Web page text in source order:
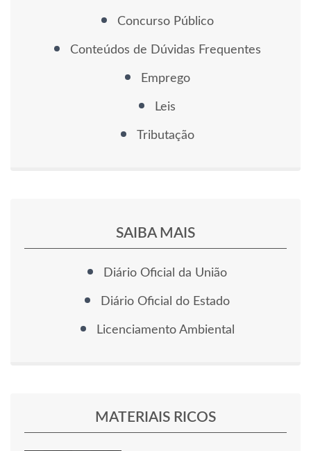
Concurso Público
Conteúdos de Dúvidas Frequentes
Emprego
Leis
Tributação
SAIBA MAIS
Diário Oficial da União
Diário Oficial do Estado
Licenciamento Ambiental
MATERIAIS RICOS